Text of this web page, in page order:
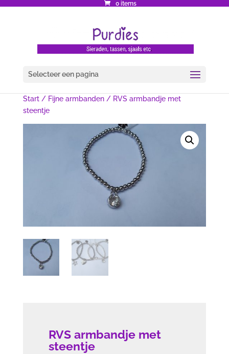
0 items
Selecteer een pagina
Start/ Fijne armbanden/ RVS armbandje met
steentje
RVS armbandje met
steentje